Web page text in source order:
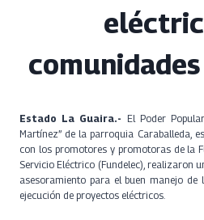
Estado La Guaira.- El Poder
Martínez” de la parroquia Caraballeda,
con los promotores y promotoras de la
Servicio Eléctrico (Fundelec), realizaron
asesoramiento para el buen manejo
ejecución de proyectos eléctricos.